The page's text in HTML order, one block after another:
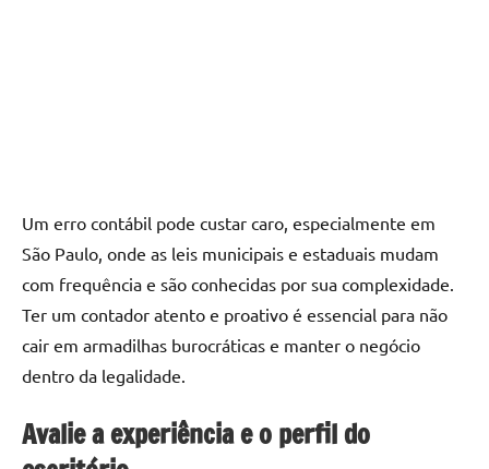
Um erro contábil pode custar caro, especialmente em
São Paulo, onde as leis municipais e estaduais mudam
com frequência e são conhecidas por sua complexidade.
Ter um contador atento e proativo é essencial para não
cair em armadilhas burocráticas e manter o negócio
dentro da legalidade.
Avalie a experiência e o perfil do